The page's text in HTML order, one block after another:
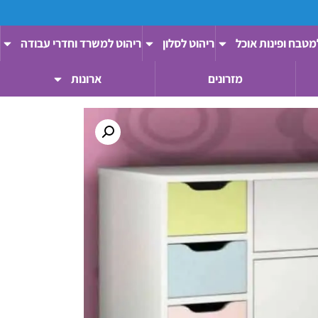
ופינות אוכל ריהוט לסלון ריהוט למשרד וחדרי עבודה
מזרונים ארונות